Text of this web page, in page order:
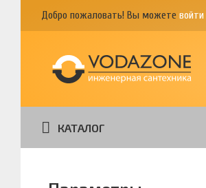
Добро пожаловать! Вы можете войти
КАТАЛОГ